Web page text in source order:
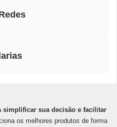
simplificar sua decisão e facilitar
os melhores produtos de forma